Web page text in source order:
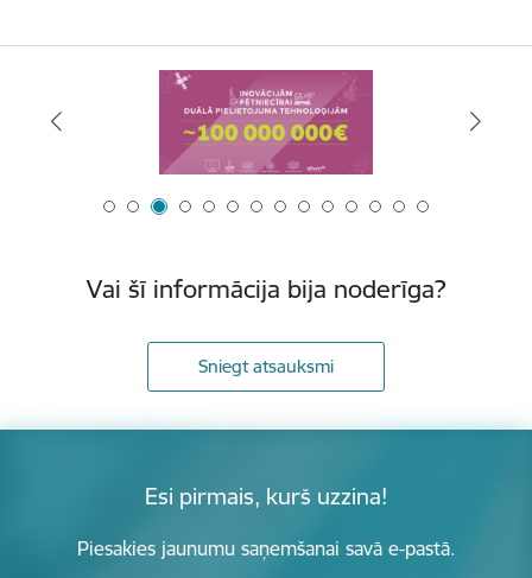
Vai šī informācija bija noderīga?
Sniegt atsauksmi
Esi pirmais, kurš uzzina!
Piesakies jaunumu saņemšanai savā e-pastā.